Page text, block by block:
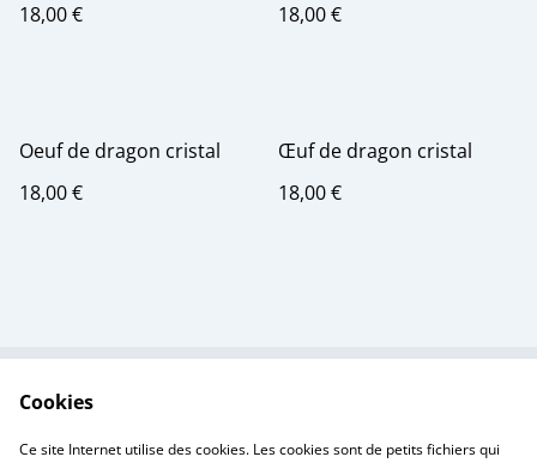
18,00 €
18,00 €
Oeuf de dragon cristal
18,00 €
Œuf de dragon cristal
18,00 €
Politique de
Politique de cookies
Cookies
Ce site Internet utilise des cookies. Les cookies sont de petits fichiers qui